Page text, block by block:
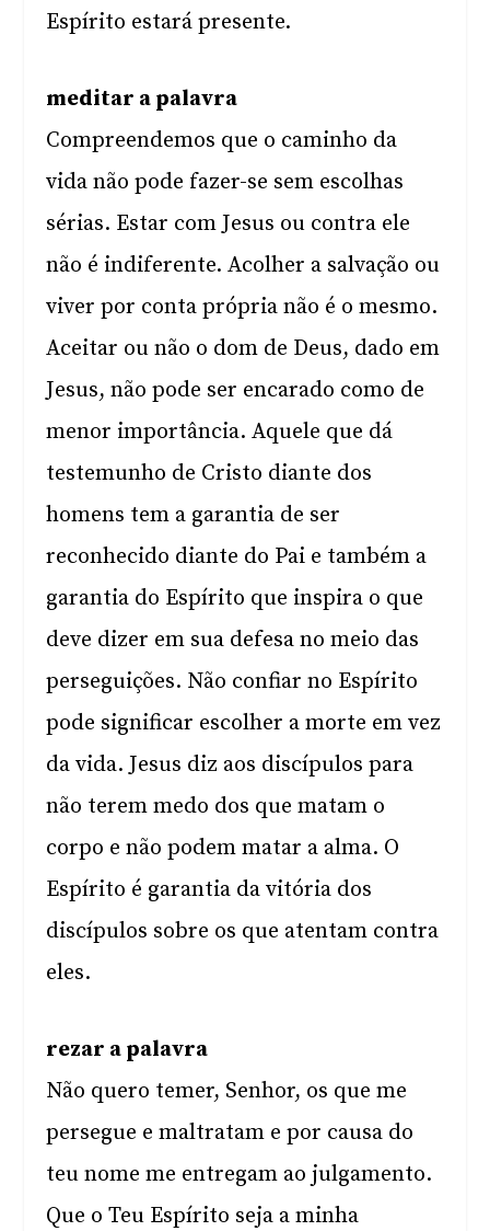
Espírito estará presente.
meditar a palavra
Compreendemos que o caminho da
vida não pode fazer-se sem escolhas
sérias. Estar com Jesus ou contra ele
não é indiferente. Acolher a salvação ou
viver por conta própria não é o mesmo.
Aceitar ou não o dom de Deus, dado em
Jesus, não pode ser encarado como de
menor importância. Aquele que dá
testemunho de Cristo diante dos
homens tem a garantia de ser
reconhecido diante do Pai e também a
garantia do Espírito que inspira o que
deve dizer em sua defesa no meio das
perseguições. Não confiar no Espírito
pode significar escolher a morte em vez
da vida. Jesus diz aos discípulos para
não terem medo dos que matam o
corpo e não podem matar a alma. O
Espírito é garantia da vitória dos
discípulos sobre os que atentam contra
eles.
rezar a palavra
Não quero temer, Senhor, os que me
persegue e maltratam e por causa do
teu nome me entregam ao julgamento.
Que o Teu Espírito seja a minha